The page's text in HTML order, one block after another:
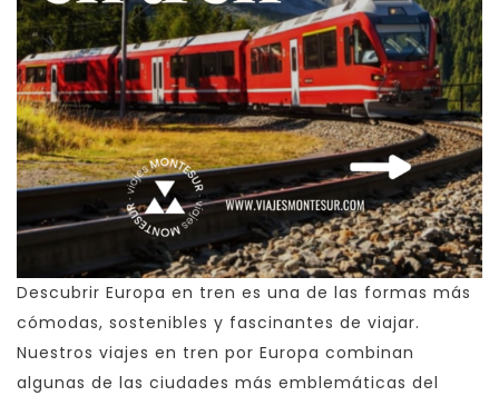
Descubrir Europa en tren es una de las formas más
cómodas, sostenibles y fascinantes de viajar.
Nuestros viajes en tren por Europa combinan
algunas de las ciudades más emblemáticas del